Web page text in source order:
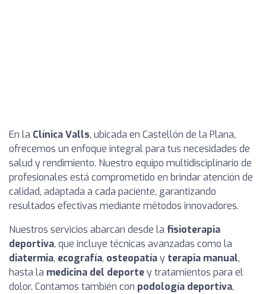
En la Clínica Valls, ubicada en Castellón de la Plana,
ofrecemos un enfoque integral para tus necesidades de
salud y rendimiento. Nuestro equipo multidisciplinario de
profesionales está comprometido en brindar atención de
calidad, adaptada a cada paciente, garantizando
resultados efectivas mediante métodos innovadores.
Nuestros servicios abarcan desde la fisioterapia
deportiva, que incluye técnicas avanzadas como la
diatermia, ecografía, osteopatíay terapia manual,
hasta la medicina del deportey tratamientos para el
dolor. Contamos también con podología deportiva,